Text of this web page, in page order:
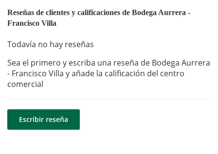
Reseñas de clientes y calificaciones de Bodega Aurrera -
Francisco Villa
Todavía no hay reseñas
Sea el primero y escriba una reseña de Bodega Aurrera
- Francisco Villa y añade la calificación del centro
comercial
Escribir reseña